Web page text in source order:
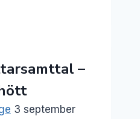
–
3 september